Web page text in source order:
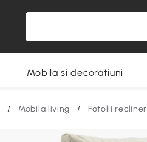
Mobila si decoratiuni
/ Mobila living / Fotolii recliner